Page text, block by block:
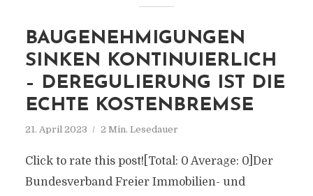
BAUGENEHMIGUNGEN
SINKEN KONTINUIERLICH
– DEREGULIERUNG IST DIE
ECHTE KOSTENBREMSE
21. April 2023 2 Min. Lesedauer
Click to rate this post![Total: 0 Average: 0]Der
Bundesverband Freier Immobilien- und